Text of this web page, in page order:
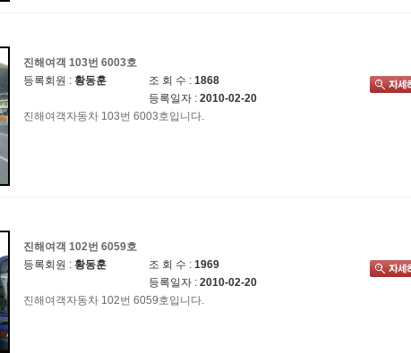
진해여객 103번 6003호
등록회원 : 황동훈 조 회 수 : 1868
등록일자 : 2010-02-20
진해여객자동차 103번 6003호입니다.
진해여객 102번 6059호
등록회원 : 황동훈 조 회 수 : 1969
등록일자 : 2010-02-20
진해여객자동차 102번 6059호입니다.